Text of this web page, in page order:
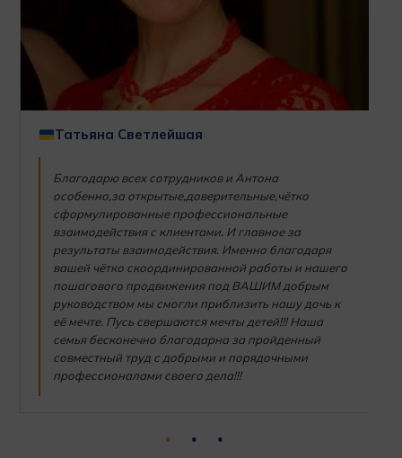
Татьяна Светлейшая
Благодарю всех сотрудников и Антона
особенно,за открытые,доверительные,чётко
сформулированные профессиональные
взаимодействия с клиентами. И главное за
результаты взаимодействия. Именно благодаря
вашей чётко скоординированной работы и нашего
пошагового продвижения под ВАШИМ добрым
руководством мы смогли приблизить нашу дочь к
её мечте. Пусь свершаются мечты детей!!! Наша
семья бесконечно благодарна за пройденный
совместный труд с добрыми и порядочными
профессионалами своего дела!!!